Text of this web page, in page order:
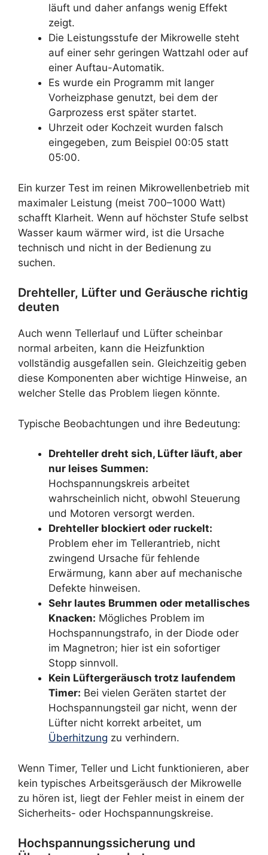
läuft und daher anfangs wenig Effekt
zeigt.
Die Leistungsstufe der Mikrowelle steht
auf einer sehr geringen Wattzahl oder auf
einer Auftau-Automatik.
Es wurde ein Programm mit langer
Vorheizphase genutzt, bei dem der
Garprozess erst später startet.
Uhrzeit oder Kochzeit wurden falsch
eingegeben, zum Beispiel 00:05 statt
05:00.
Ein kurzer Test im reinen Mikrowellenbetrieb mit
maximaler Leistung (meist 700–1000 Watt)
schafft Klarheit. Wenn auf höchster Stufe selbst
Wasser kaum wärmer wird, ist die Ursache
technisch und nicht in der Bedienung zu
suchen.
Drehteller, Lüfter und Geräusche richtig
deuten
Auch wenn Tellerlauf und Lüfter scheinbar
normal arbeiten, kann die Heizfunktion
vollständig ausgefallen sein. Gleichzeitig geben
diese Komponenten aber wichtige Hinweise, an
welcher Stelle das Problem liegen könnte.
Typische Beobachtungen und ihre Bedeutung:
Drehteller dreht sich, Lüfter läuft, aber
nur leises Summen:
Hochspannungskreis arbeitet
wahrscheinlich nicht, obwohl Steuerung
und Motoren versorgt werden.
Drehteller blockiert oder ruckelt:
Problem eher im Tellerantrieb, nicht
zwingend Ursache für fehlende
Erwärmung, kann aber auf mechanische
Defekte hinweisen.
Sehr lautes Brummen oder metallisches
Knacken: Mögliches Problem im
Hochspannungstrafo, in der Diode oder
im Magnetron; hier ist ein sofortiger
Stopp sinnvoll.
Kein Lüftergeräusch trotz laufendem
Timer: Bei vielen Geräten startet der
Hochspannungsteil gar nicht, wenn der
Lüfter nicht korrekt arbeitet, um
Überhitzung zu verhindern.
Wenn Timer, Teller und Licht funktionieren, aber
kein typisches Arbeitsgeräusch der Mikrowelle
zu hören ist, liegt der Fehler meist in einem der
Sicherheits- oder Hochspannungskreise.
Hochspannungssicherung und